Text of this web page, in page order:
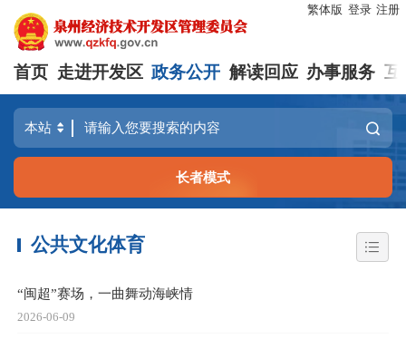
繁体版 登录 注册
首页 走进开发区 政务公开 解读回应 办事服务 互
长者模式
公共文化体育
“闽超”赛场，一曲舞动海峡情
2026-06-09